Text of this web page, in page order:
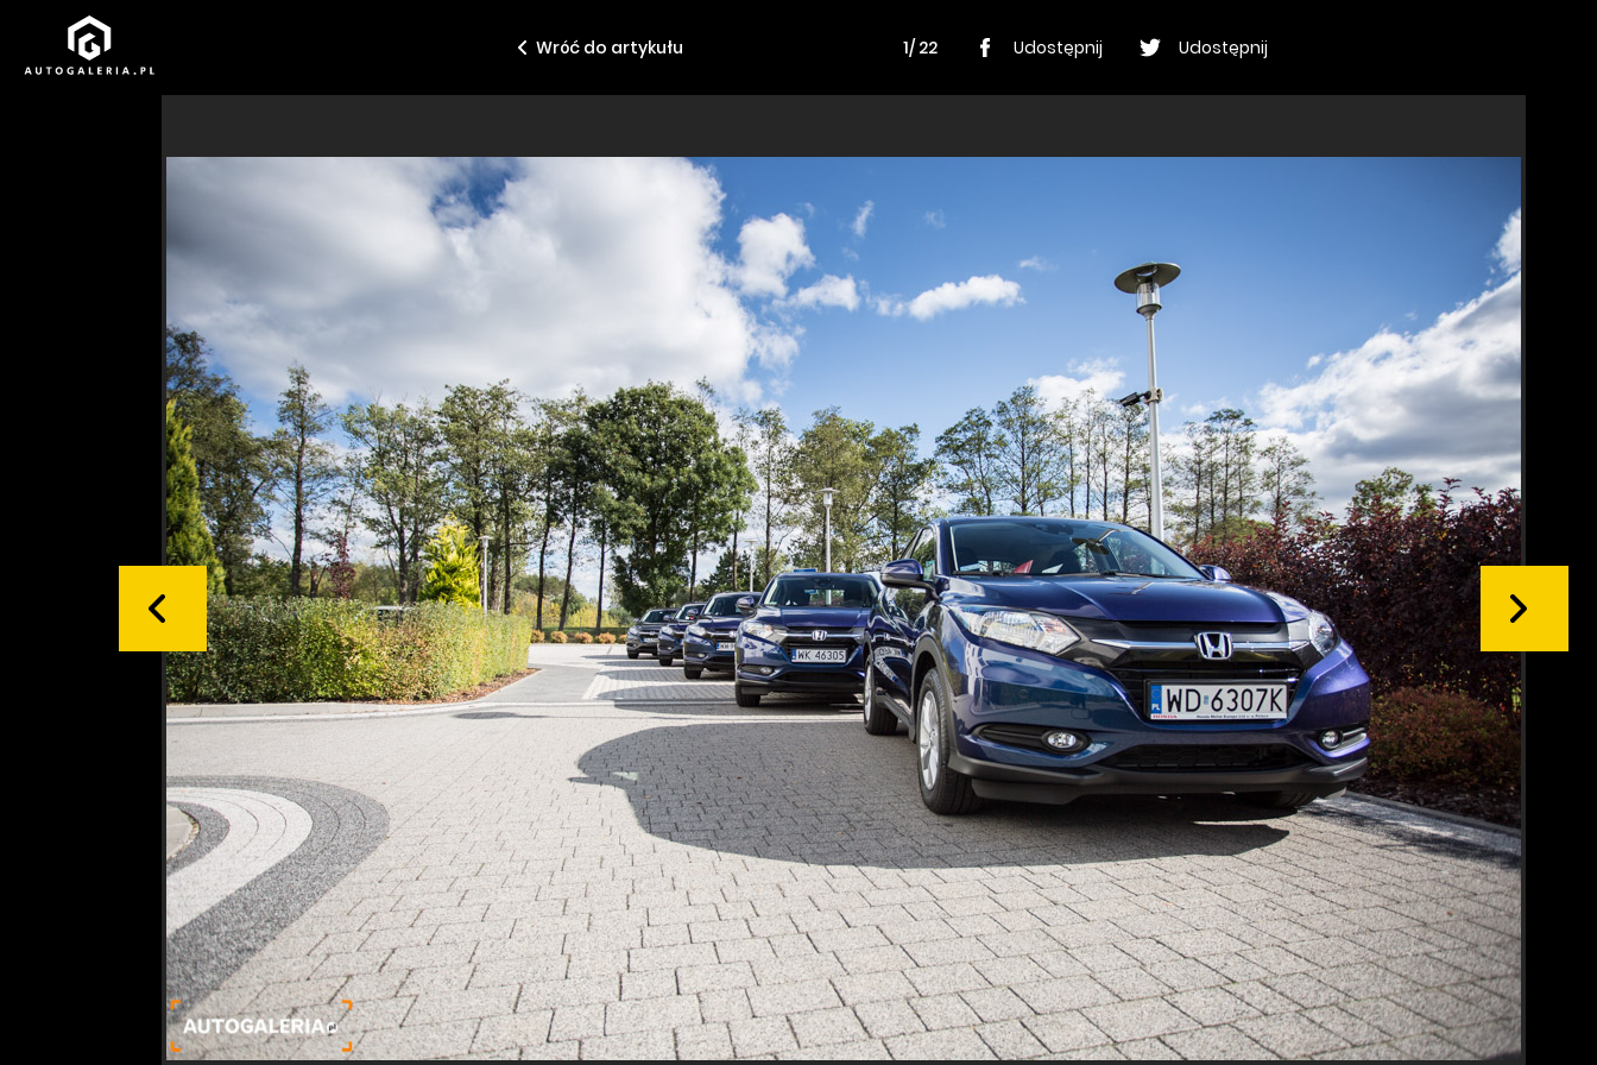
Wróć do artykułu 1/ 22 Udostępnij Udostępnij